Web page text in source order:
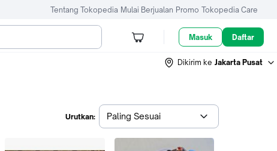
Tentang Tokopedia Mulai Berjualan Promo Tokopedia Care
Masuk Daftar
Dikirim ke Jakarta Pusat
Urutkan: Paling Sesuai